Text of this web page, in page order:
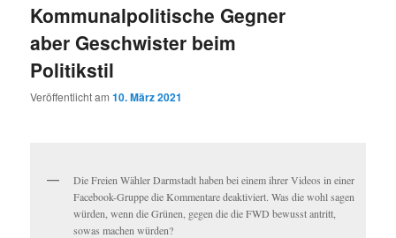
Kommunalpolitische Gegner
aber Geschwister beim
Politikstil
Veröffentlicht am10. März 2021
Die Freien Wähler Darmstadt haben bei einem ihrer Videos in einer
Facebook-Gruppe die Kommentare deaktiviert. Was die wohl sagen
würden, wenn die Grünen, gegen die die FWD bewusst antritt,
sowas machen würden?